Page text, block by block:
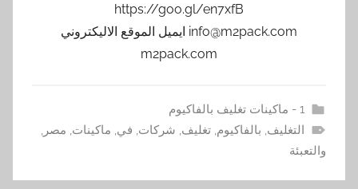
https://goo.gl/en7xfB
info@m2pack.com ايميل الموقع الاليكتروني
m2pack.com
1 - ماكينات تغليف بالفاكيوم
التغليف, بالفاكيوم,تغليف, شركات, في, ماكينات, مصر,
والتعبئة